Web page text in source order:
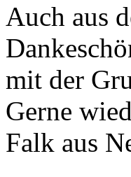
Auch aus
mit der
Gerne
Falk aus